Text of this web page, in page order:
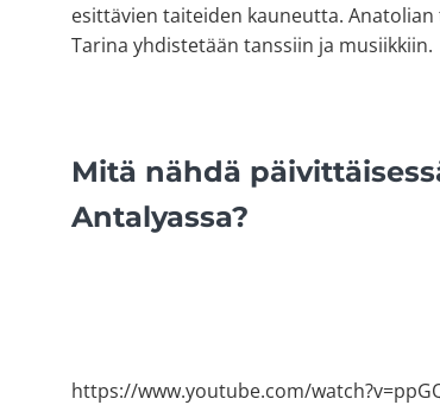
esittävien taiteiden kauneutta.
Tarina yhdistetään tanssiin ja musiikkiin.
Mitä nähdä
Antalyassa?
https://www.youtube.com/